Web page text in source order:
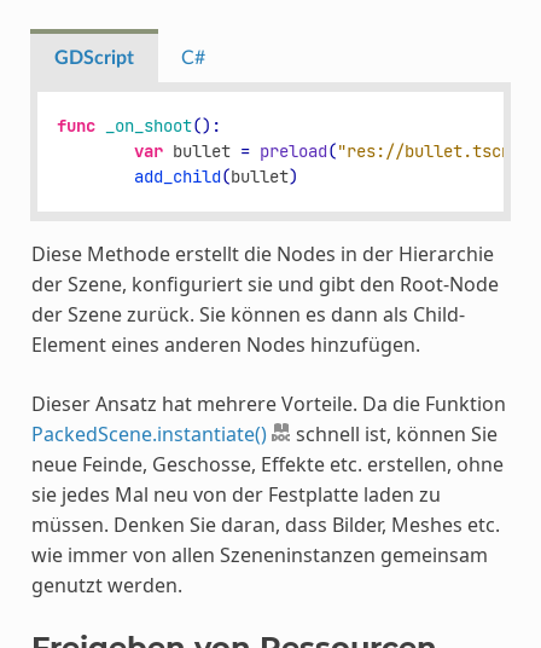
GDScript C#
func _on_shoot():
var bullet = preload("res://bullet.tscn"
add_child(bullet)
Diese Methode erstellt die Nodes in der Hierarchie
der Szene, konfiguriert sie und gibt den Root-Node
der Szene zurück. Sie können es dann als Child-
Element eines anderen Nodes hinzufügen.
Dieser Ansatz hat mehrere Vorteile. Da die Funktion
PackedScene.instantiate()
schnell ist, können Sie
neue Feinde, Geschosse, Effekte etc. erstellen, ohne
sie jedes Mal neu von der Festplatte laden zu
müssen. Denken Sie daran, dass Bilder, Meshes etc.
wie immer von allen Szeneninstanzen gemeinsam
genutzt werden.